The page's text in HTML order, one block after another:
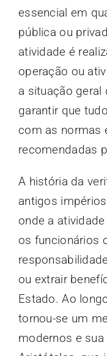
essencial em
pública ou
atividade é
operação ou
a situação geral
garantir que
com as normas
recomendadas
A história da
antigos
onde a
os funcionários
ou extrair
Estado. Ao
tornou-se um
modernos e